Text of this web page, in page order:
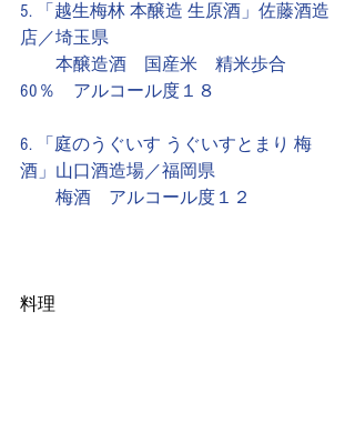
5. 「越生梅林 本醸造 生原酒」佐藤酒造
店／埼玉県
本醸造酒　国産米　精米歩合
60％　アルコール度１８
6. 「庭のうぐいす うぐいすとまり 梅
酒」山口酒造場／福岡県
梅酒　アルコール度１２
料理